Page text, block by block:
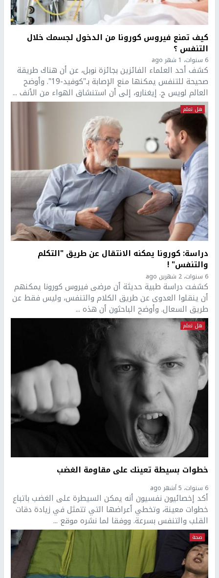
كيف تمنع فيروس كورونا من الدخول لجسمك خلال
التنفس ؟
6 سنوات، 1 شهر ago
كشف أحد العلماء الفائزين بجائزة نوبل، عن أن هناك طريقة
صحيحة للتنفس يمكنها منع الإصابة بـ"كوفيد-19". وأوضح
العالم لويس ج. إيغنارو، إلى أن استنشاق الهواء من الأنف ...
هل تعلم
دراسة: كورونا يمكنه الانتقال عن طريق "التكلم
والتنفس" !
6 سنوات، 2 شهرين ago
كشفت دراسة طبية حديثة أن مرضى فيروس كورونا يمكنهم
أن ينقلوا العدوى عن طريق الكلام والتنفس، وليس فقط عن
طريق السعال. وأوضح الباحثون أن هذه ...
هل تعلم
خطوات بسيطة تعينك على مقاومة الغضب
6 سنوات، 5 أشهر ago
أكد إخصائيون نفسيون أنه يمكن السيطرة على الغضب باتباع
خطوات معينة، وتخطي أعراضها التي تتمثل في زيادة دقات
القلب والتنفس بسرعة. ووفقا لما نشره موقع ...
صحة